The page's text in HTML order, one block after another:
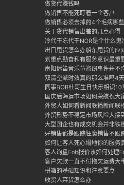
做货代赚钱吗
做销售不能死盯着一个客户
做销售必须去掉的4个毛病哪
关于货代销售出差的几点心得
冷代干冻代干NOR是个什么
出口甩货怎么办船东甩货的应
划重点勤奋和有服务意识最重
南阳迷笛音乐节盗窃事件并不
双清空派时效真的那么准吗4
同事BOB杜哥生日快乐相识
国庆后海运市场如何荣航祝大
外贸人如何看新闻联播新闻联
外贸形势不稳定市场风险大接
大型国企也有成交机会并非铁
好销售都是跟踪狂魔销售不跟
如何让客人死心塌地你的服务
客人询盘Fob报价该如何处理
客户欠款一直不付拖欠运费大
拼箱的基础知识和注意要点
收货人弃货怎么办